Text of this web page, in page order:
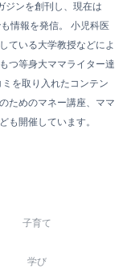
ンを創刊し、現在は
情報を発信。 小児科医
ている大学教授などによ
つ等身大ママライター達
を取り入れたコンテン
ためのマネー講座、ママ
も開催しています。
子育て
学び